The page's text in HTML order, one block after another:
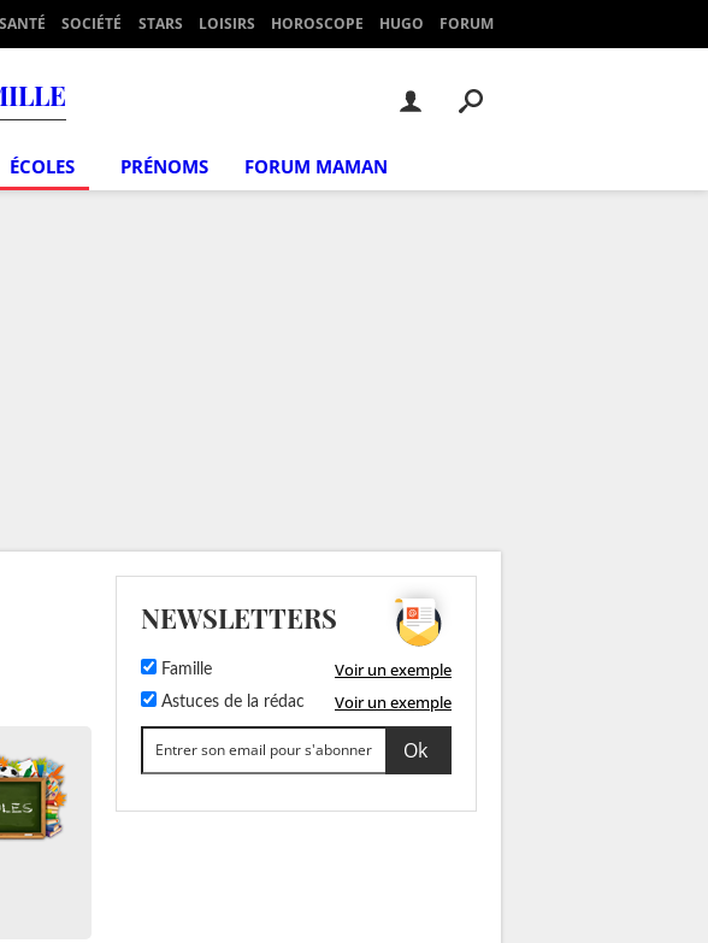
SANTÉ SOCIÉTÉ STARS LOISIRS HOROSCOPE HUGO FORUM
ÉCOLES PRÉNOMS FORUM MAMAN
NEWSLETTERS
Famille Voir un exemple
Astuces de la rédac Voir un exemple